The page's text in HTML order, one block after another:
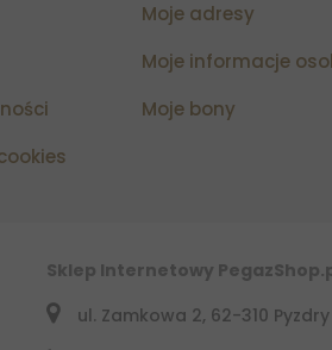
Moje adresy
Moje informacje
Moje bony
Sklep Internetowy
ul. Zamkowa 2, 62-310 Pyzdry